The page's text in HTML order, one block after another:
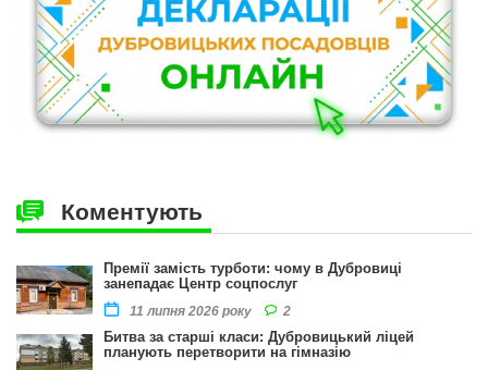
Коментують
Премії замість турботи: чому в Дубровиці
занепадає Центр соцпослуг
11 липня 2026 року 2
Битва за старші класи: Дубровицький ліцей
планують перетворити на гімназію